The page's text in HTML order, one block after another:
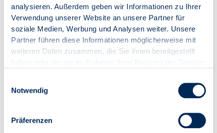
analysieren. Außerdem geben wir Informationen zu Ihrer
Verwendung unserer Website an unsere Partner für
soziale Medien, Werbung und Analysen weiter. Unsere
Partner führen diese Informationen möglicherweise mit
weiteren Daten zusammen, die Sie ihnen bereitgestellt
Notwendig
Präferenzen
HAMMANS SCHÖNER HAUSVERWALTUNG
BONN GMBH